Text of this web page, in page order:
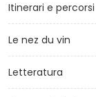
Itinerari e percorsi
Le nez du vin
Letteratura